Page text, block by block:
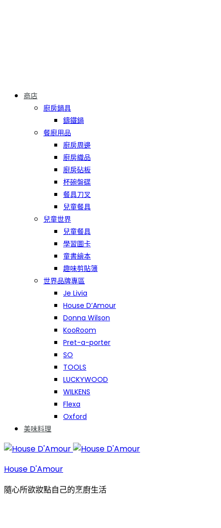
商店
廚房鍋具
鑄鐵鍋
餐廚用品
廚房周邊
廚房織品
廚房砧板
杯碗盤碟
餐具刀叉
兒童餐具
兒童世界
兒童餐具
學習圖卡
童書繪本
趣味剪貼簿
世界品牌專區
Je Livia
House D’Amour
Donna Wilson
KooRoom
Pret-a-porter
SO
TOOLS
LUCKYWOOD
WILKENS
Flexa
Oxford
美味料理
House D'Amour
隨心所欲妝點自己的烹廚生活